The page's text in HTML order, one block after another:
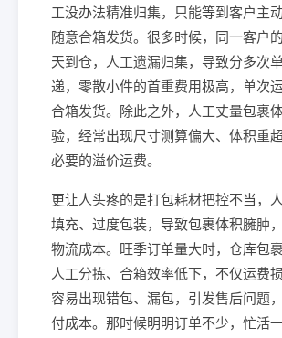
工没办法精准归集，只能等到客户主
随意合箱发货。很多时候，同一客户
天到仓，人工遗漏归集，导致分多次
递，零散小件的首重费用极高，单次
合箱发货。除此之外，人工丈量包裹
验，经常出现尺寸测算偏大、体积重
必要的溢价运费。
更让人头疼的是打包耗材把控不当，
填充、过度包装，导致包裹体积臃肿
物流成本。旺季订单量大时，仓库包裹
人工分拣、合箱效率低下，不仅运费
容易出现错包、漏包，引发售后问题
付成本。那时候明明订单不少，忙活